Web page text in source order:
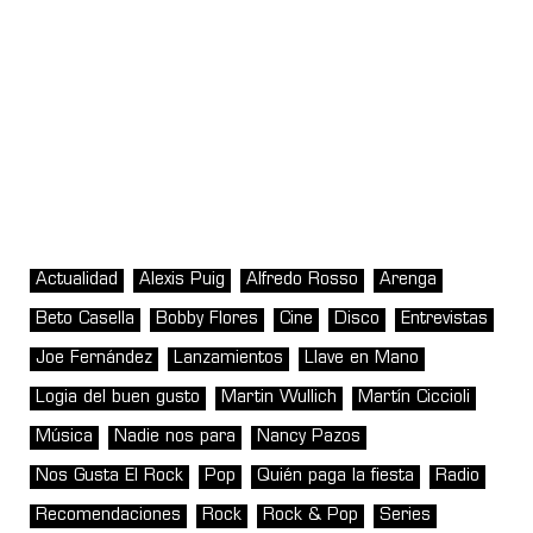
Actualidad Alexis Puig Alfredo Rosso Arenga
Beto Casella Bobby Flores Cine Disco Entrevistas
Joe Fernández Lanzamientos Llave en Mano
Logia del buen gusto Martin Wullich Martín Ciccioli
Música Nadie nos para Nancy Pazos
Nos Gusta El Rock Pop Quién paga la fiesta Radio
Recomendaciones Rock Rock & Pop Series